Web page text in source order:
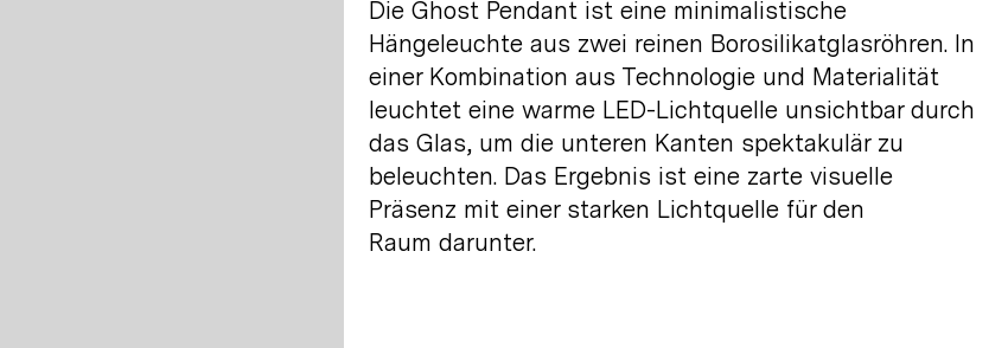
Die Ghost Pendant ist eine minimalistische
Hängeleuchte aus zwei reinen Borosilikatglasröhren. In
einer Kombination aus Technologie und Materialität
leuchtet eine warme LED-Lichtquelle unsichtbar durch
das Glas, um die unteren Kanten spektakulär zu
beleuchten. Das Ergebnis ist eine zarte visuelle
Präsenz mit einer starken Lichtquelle für den
Raum darunter.